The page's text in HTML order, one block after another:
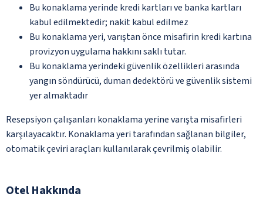
Bu konaklama yerinde kredi kartları ve banka kartları
kabul edilmektedir; nakit kabul edilmez
Bu konaklama yeri, varıştan önce misafirin kredi kartına
provizyon uygulama hakkını saklı tutar.
Bu konaklama yerindeki güvenlik özellikleri arasında
yangın söndürücü, duman dedektörü ve güvenlik sistemi
yer almaktadır
Resepsiyon çalışanları konaklama yerine varışta misafirleri
karşılayacaktır. Konaklama yeri tarafından sağlanan bilgiler,
otomatik çeviri araçları kullanılarak çevrilmiş olabilir.
Otel Hakkında